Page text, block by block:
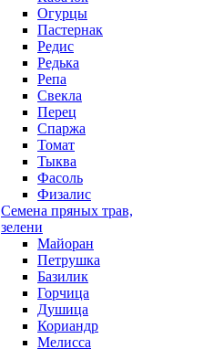
Огурцы
Пастернак
Редис
Редька
Репа
Свекла
Перец
Спаржа
Томат
Тыква
Фасоль
Физалис
Семена пряных трав,
зелени
Майоран
Петрушка
Базилик
Горчица
Душица
Кориандр
Мелисса